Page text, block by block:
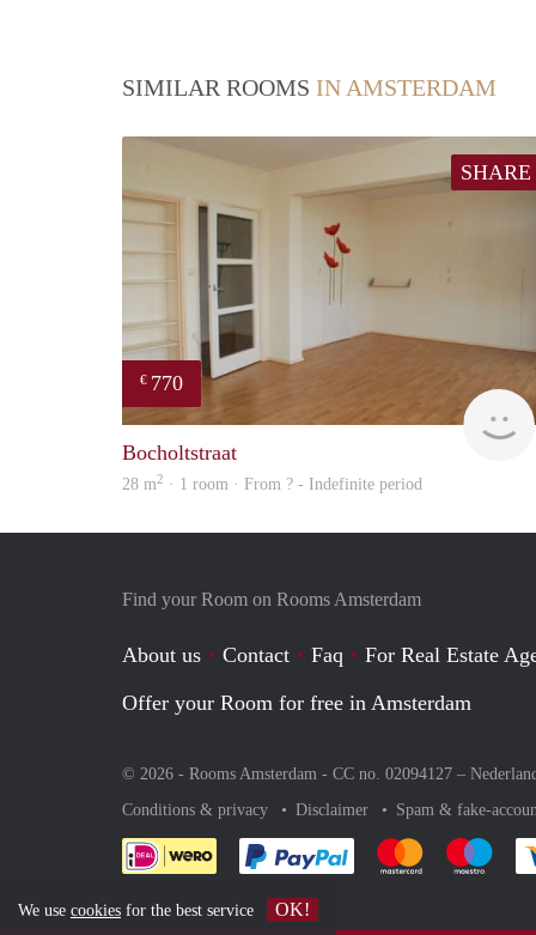
SIMILAR ROOMS IN AMSTERDAM
SHARE
€ 770
Bocholtstraat
28 m2 · 1 room · From ? - Indefinite period
Find your Room on Rooms Amsterdam
About us Contact Faq
For Real Estate
Offer your Room for free in Amsterdam
© 2026 - Rooms Amsterdam - CC no. 02094127 –
Conditions & privacy
Disclaimer Spam & fake-
Pay easily with :payment
Pay easily with
Pay
We use cookies for the best service OK!